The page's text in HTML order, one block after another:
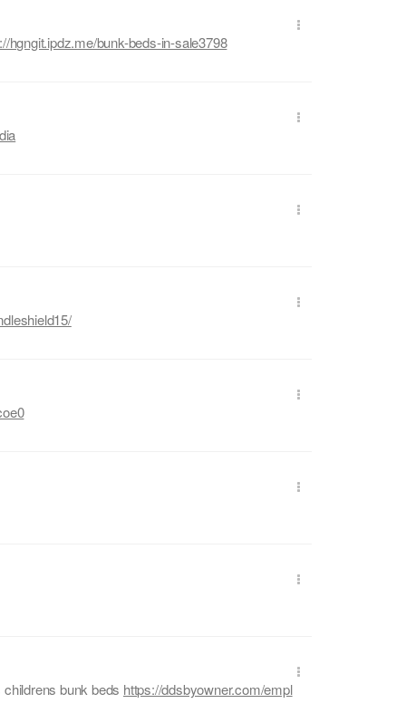
hgngit.ipdz.me/bunk-beds-in-sale3798
bunk beds https://ddsbyowner.com/empl